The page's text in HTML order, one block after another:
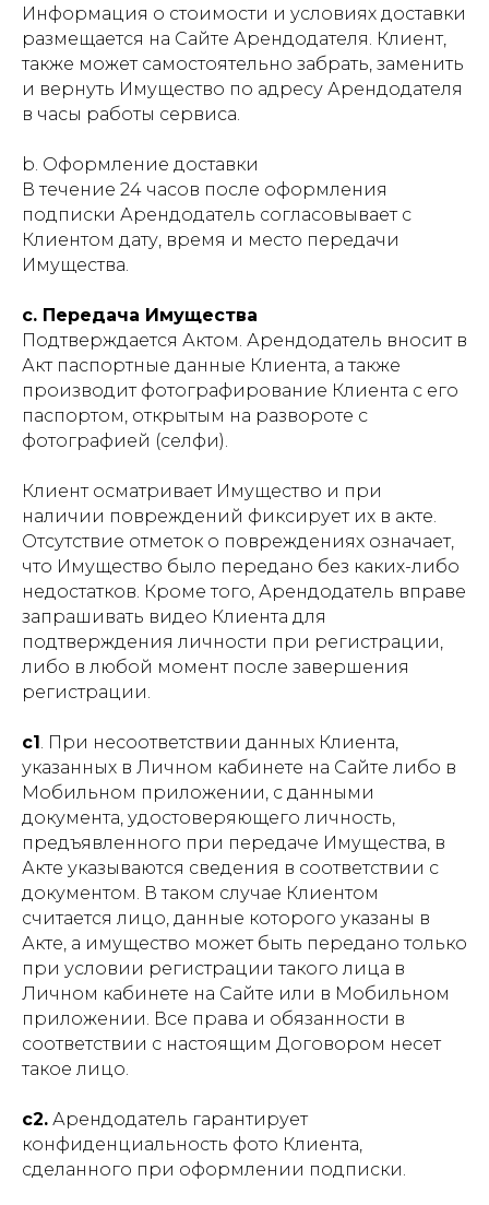
Информация о стоимости и условиях доставки
размещается на Сайте Арендодателя. Клиент,
также может самостоятельно забрать, заменить
и вернуть Имущество по адресу Арендодателя
в часы работы сервиса.
b. Оформление доставки
В течение 24 часов после оформления
подписки Арендодатель согласовывает с
Клиентом дату, время и место передачи
Имущества.
c. Передача Имущества
Подтверждается Актом. Арендодатель вносит в
Акт паспортные данные Клиента, а также
производит фотографирование Клиента с его
паспортом, открытым на развороте с
фотографией (селфи).
Клиент осматривает Имущество и при
наличии повреждений фиксирует их в акте.
Отсутствие отметок о повреждениях означает,
что Имущество было передано без каких-либо
недостатков. Кроме того, Арендодатель вправе
запрашивать видео Клиента для
подтверждения личности при регистрации,
либо в любой момент после завершения
регистрации.
c1. При несоответствии данных Клиента,
указанных в Личном кабинете на Сайте либо в
Мобильном приложении, с данными
документа, удостоверяющего личность,
предъявленного при передаче Имущества, в
Акте указываются сведения в соответствии с
документом. В таком случае Клиентом
считается лицо, данные которого указаны в
Акте, а имущество может быть передано только
при условии регистрации такого лица в
Личном кабинете на Сайте или в Мобильном
приложении. Все права и обязанности в
соответствии с настоящим Договором несет
такое лицо.
c2. Арендодатель гарантирует
конфиденциальность фото Клиента,
сделанного при оформлении подписки.